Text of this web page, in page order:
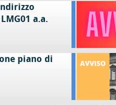
a.a.
piano di